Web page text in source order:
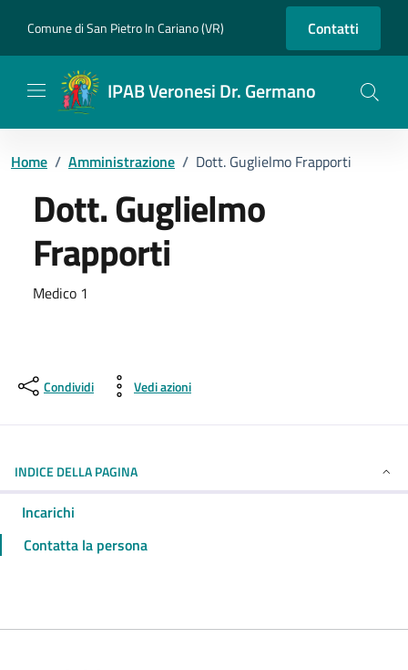
Comune di San Pietro In Cariano (VR) Contatti
IPAB Veronesi Dr. Germano
Home / Amministrazione / Dott. Guglielmo Frapporti
Dott. Guglielmo
Frapporti
Dettagli della persona
Medico 1
Condividi Vedi azioni
INDICE DELLA PAGINA
Incarichi
Contatta la persona